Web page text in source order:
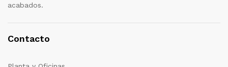
acabados.
Contacto